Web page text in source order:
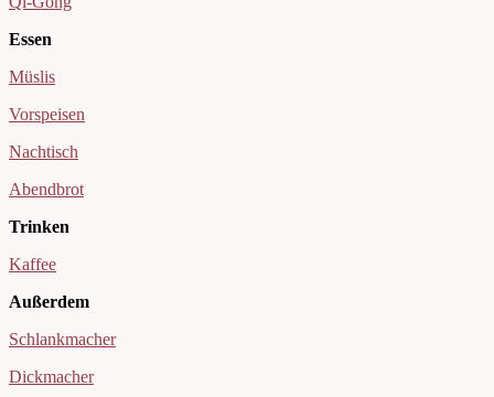
Essen
Müslis
Vorspeisen
Nachtisch
Abendbrot
Trinken
Kaffee
Außerdem
Schlankmacher
Dickmacher